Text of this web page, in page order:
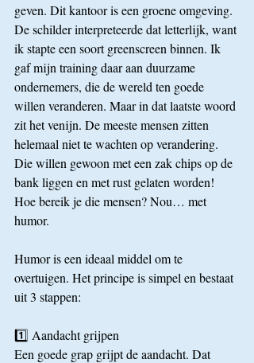
geven. Dit kantoor is een groene omgeving.
De schilder interpreteerde dat letterlijk, want
ik stapte een soort greenscreen binnen. Ik
gaf mijn training daar aan duurzame
ondernemers, die de wereld ten goede
willen veranderen. Maar in dat laatste woord
zit het venijn. De meeste mensen zitten
helemaal niet te wachten op verandering.
Die willen gewoon met een zak chips op de
bank liggen en met rust gelaten worden!
Hoe bereik je die mensen? Nou… met
humor.
Humor is een ideaal middel om te
overtuigen. Het principe is simpel en bestaat
uit 3 stappen:
1️⃣ Aandacht grijpen
Een goede grap grijpt de aandacht. Dat